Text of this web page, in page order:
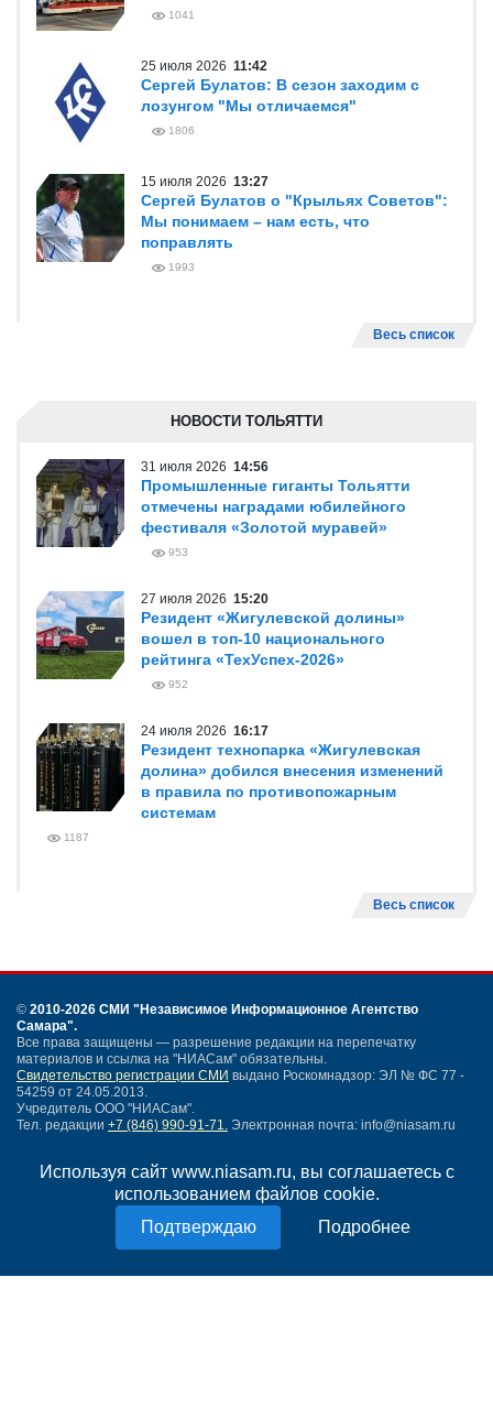
Используя сайт www.niasam.ru, вы соглашаетесь с
использованием файлов cookie.
Подробнее
1041
25 июля 2026 11:42
Сергей Булатов: В сезон заходим с
лозунгом "Мы отличаемся"
1806
15 июля 2026 13:27
Сергей Булатов о "Крыльях Советов":
Мы понимаем – нам есть, что
поправлять
1993
Весь список
НОВОСТИ ТОЛЬЯТТИ
31 июля 2026 14:56
Промышленные гиганты Тольятти
отмечены наградами юбилейного
фестиваля «Золотой муравей»
953
27 июля 2026 15:20
Резидент «Жигулевской долины»
вошел в топ-10 национального
рейтинга «ТехУспех-2026»
952
24 июля 2026 16:17
Резидент технопарка «Жигулевская
долина» добился внесения изменений
в правила по противопожарным
системам
1187
Весь список
© 2010-2026 СМИ "Независимое Информационное Агентство
Самара".
Все права защищены — разрешение редакции на перепечатку
материалов и ссылка на "НИАСам" обязательны.
Свидетельство регистрации СМИ выдано Роскомнадзор: ЭЛ № ФС 77 -
54259 от 24.05.2013.
Учредитель ООО "НИАСам".
Тел. редакции +7 (846) 990-91-71. Электронная почта: info@niasam.ru
Карта сайта
Нашли ошибку?
Политика конфиденциальности
Согласие на обработку персональных данных